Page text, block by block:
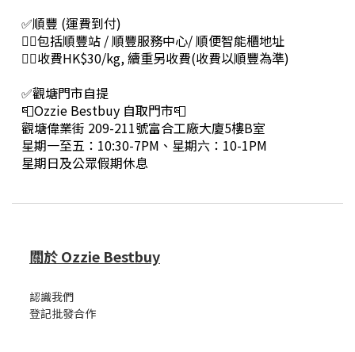
✅順豐 (運費到付)
👉🏻包括順豐站 / 順豐服務中心/ 順便智能櫃地址
👉🏻收費HK$30/kg, 續重另收費(收費以順豐為準)
✅觀塘門市自提
📮Ozzie Bestbuy 自取門市📮
觀塘偉業街 209-211號富合工廠大廈5樓B室
星期一至五：10:30-7PM、星期六：10-1PM
星期日及公眾假期休息
關於 Ozzie Bestbuy
認識我們
登記批發合作